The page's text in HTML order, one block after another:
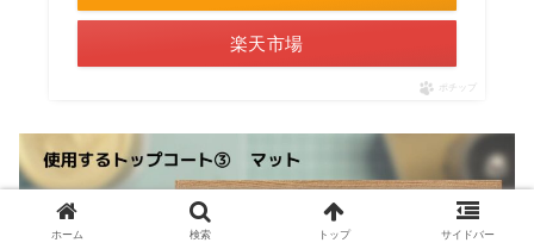
楽天市場
ポチップ
ホーム 検索 トップ サイドバー